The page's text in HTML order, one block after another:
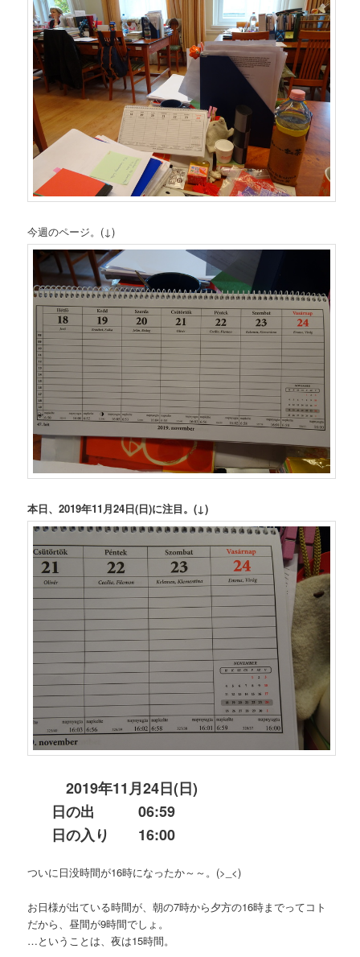
今週のページ。(↓)
本日、2019年11月24日(日)に注目。(↓)
2019年11月24日(日)
日の出 06:59
日の入り 16:00
ついに日没時間が16時になったか～～。(>_<)
お日様が出ている時間が、朝の7時から夕方の16時までってコト
だから、昼間が9時間でしょ。
…ということは、夜は15時間。